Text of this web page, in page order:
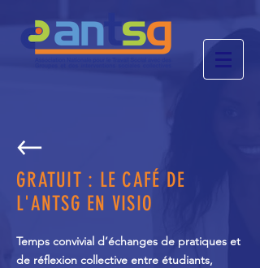
GRATUIT : LE CAFÉ DE
L'ANTSG EN VISIO
Temps convivial d’échanges de pratiques et
de réflexion collective entre étudiants,